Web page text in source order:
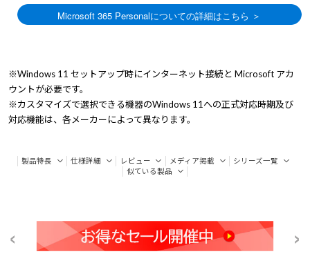
※Windows 11 セットアップ時にインターネット接続と Microsoft アカ
ウントが必要です。
※カスタマイズで選択できる機器のWindows 11への正式対応時期及び
対応機能は、各メーカーによって異なります。
製品特長 仕様詳細 レビュー メディア掲載
シリーズ一覧
似ている製品